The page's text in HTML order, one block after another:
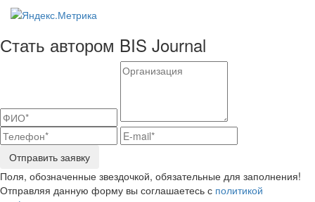
Стать автором BIS Journal
Отправить заявку
Поля, обозначенные звездочкой, обязательные для заполнения!
Отправляя данную форму вы соглашаетесь с политикой